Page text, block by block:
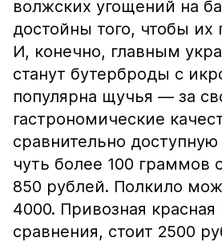
волжских угощений на
достойны того, чтобы их
И, конечно, главным
станут бутерброды с
популярна щучья — за
гастрономические
сравнительно
чуть более 100 граммов
850 рублей. Полкило
4000. Привозная красная
сравнения, стоит 2500